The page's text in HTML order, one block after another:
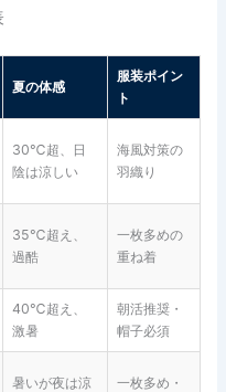
夏の体感
服装ポイン
ト
30℃超、日
陰は涼しい
海風対策の
羽織り
35℃超え、
過酷
一枚多めの
重ね着
40℃超え、
激暑
朝活推奨・
帽子必須
暑いが夜は涼
一枚多め・